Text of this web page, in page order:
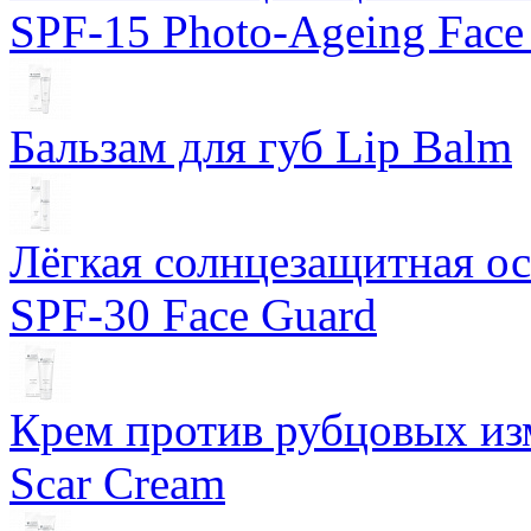
SPF-15 Photo-Ageing
Бальзам для губ Lip Balm
Лёгкая солнцезащитная
SPF-30 Face Guard
Крем против рубцовых
Scar Cream